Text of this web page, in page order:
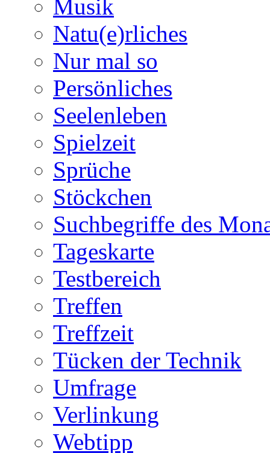
Musik
Natu(e)rliches
Nur mal so
Persönliches
Seelenleben
Spielzeit
Sprüche
Stöckchen
Suchbegriffe des
Tageskarte
Testbereich
Treffen
Treffzeit
Tücken der Technik
Umfrage
Verlinkung
Webtipp